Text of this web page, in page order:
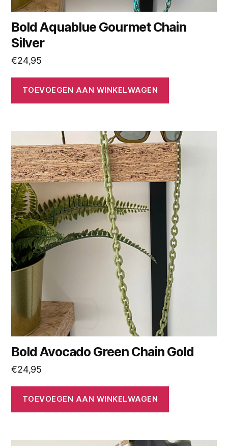
Bold Aquablue Gourmet Chain
Silver
€24,95
TOEVOEGEN AAN WINKELWAGEN
Bold Avocado Green Chain Gold
€24,95
TOEVOEGEN AAN WINKELWAGEN